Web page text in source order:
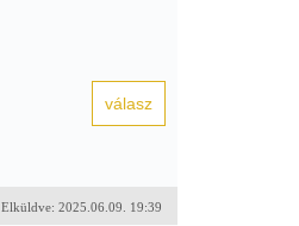
Elküldve: 2025.06.09. 19:39